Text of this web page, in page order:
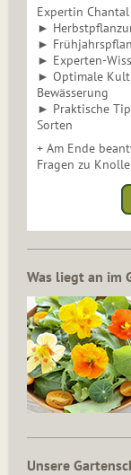
Expertin Chantal
►
►
► Experten-
► Optimale
Bewässerung
► Praktische
Sorten
+ Am Ende
Fragen zu
Was liegt an im
Unsere